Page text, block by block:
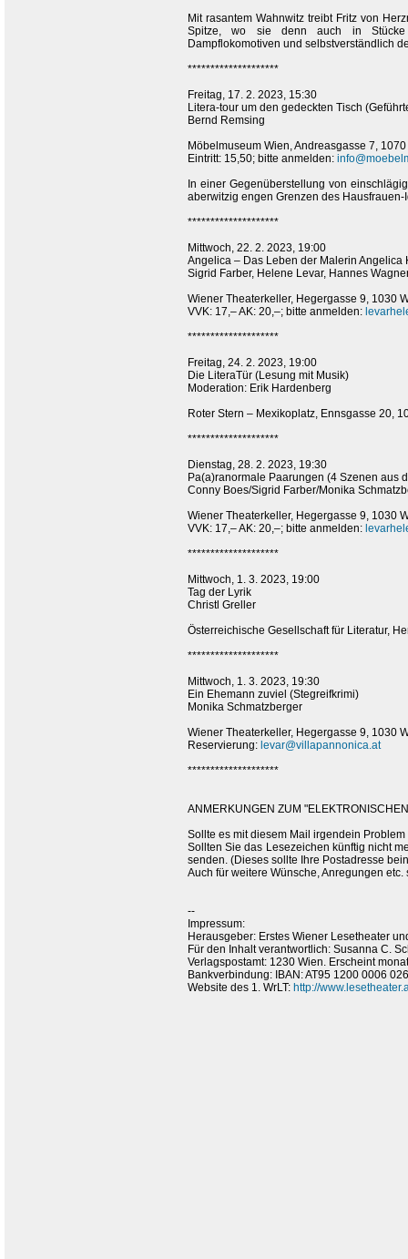
Mit rasantem Wahnwitz treibt Fritz von
Spitze, wo sie denn auch in Stücke
Dampflokomotiven und selbstverständlich
********************
Freitag, 17. 2. 2023, 15:30
Litera-tour um den gedeckten Tisch
Bernd Remsing
Möbelmuseum Wien, Andreasgasse 7,
Eintritt: 15,50; bitte anmelden:
In einer Gegenüberstellung von
aberwitzig engen Grenzen des
********************
Mittwoch, 22. 2. 2023, 19:00
Angelica – Das Leben der Malerin Angelica
Sigrid Farber, Helene Levar, Hannes
Wiener Theaterkeller, Hegergasse 9, 1030
VVK: 17,– AK: 20,–; bitte anmelden:
********************
Freitag, 24. 2. 2023, 19:00
Die LiteraTür (Lesung mit Musik)
Moderation: Erik Hardenberg
Roter Stern – Mexikoplatz, Ennsgasse 20,
********************
Dienstag, 28. 2. 2023, 19:30
Pa(a)ranormale Paarungen (4 Szenen aus
Conny Boes/Sigrid Farber/Monika
Wiener Theaterkeller, Hegergasse 9, 1030
VVK: 17,– AK: 20,–; bitte anmelden:
********************
Mittwoch, 1. 3. 2023, 19:00
Tag der Lyrik
Christl Greller
Österreichische Gesellschaft für Literatur,
********************
Mittwoch, 1. 3. 2023, 19:30
Ein Ehemann zuviel (Stegreifkrimi)
Monika Schmatzberger
Wiener Theaterkeller, Hegergasse 9, 1030
Reservierung: levar@villapannonica.at
********************
ANMERKUNGEN ZUM
Sollte es mit diesem Mail irgendein
Sollten Sie das Lesezeichen künftig nicht
senden. (Dieses sollte Ihre Postadresse
Auch für weitere Wünsche, Anregungen
--
Impressum:
Herausgeber: Erstes Wiener Lesetheater
Für den Inhalt verantwortlich: Susanna C.
Verlagspostamt: 1230 Wien. Erscheint
Bankverbindung: IBAN: AT95 1200 0006
Website des 1. WrLT: http://